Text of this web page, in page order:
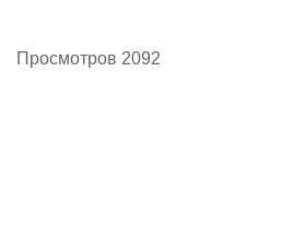
Просмотров 2092